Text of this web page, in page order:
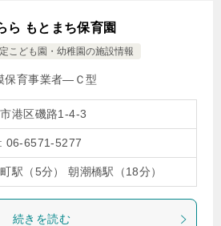
ら もとまち保育園
こども園・幼稚園の施設情報
保育事業者―Ｃ型
港区磯路1-4-3
06-6571-5277
駅（5分） 朝潮橋駅（18分）
続きを読む